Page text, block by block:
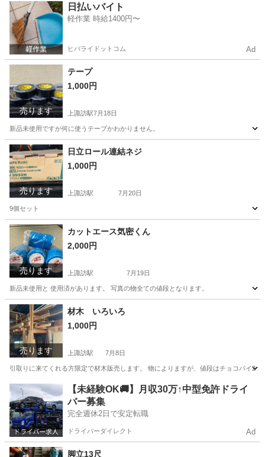
長野 塩尻市 広丘駅 ホンダ
日払いバイト
軽作業 時給1400円〜
ヒバライドットコム Ad
売ります
テープ
1,000円
上諏訪駅7月18日
新品未使用ですが何に使うテープかわかりません。
長野 諏訪市 上諏訪駅 その他
売ります
日立ロール連結ネジ
1,000円
上諏訪駅 7月20日
9個セット
長野 諏訪市 上諏訪駅 その他
売ります
カットエース気密くん
2,000円
上諏訪駅 7月19日
新品未使用と 使用済があります。 写真の物全ての値段となります。
長野 諏訪市 上諏訪駅 その他
売ります
材木 いろいろ
1,000円
上諏訪駅 7月8日
引取りに来てくれる方限定で材木販売します。 物によりますが、値段はチョコパイ2箱
諏訪市 上諏訪駅 その他
【未経験OK🚚】月収30万↑中型免許ドライ
バー募集
完全週休2日で安定転職
ドライバーダイレクト Ad
脚立13尺